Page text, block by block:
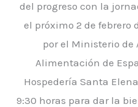
del progreso con la
el próximo 2 de febrero
por el Ministerio de
Alimentación de
Hospedería Santa
9:30 horas para dar la